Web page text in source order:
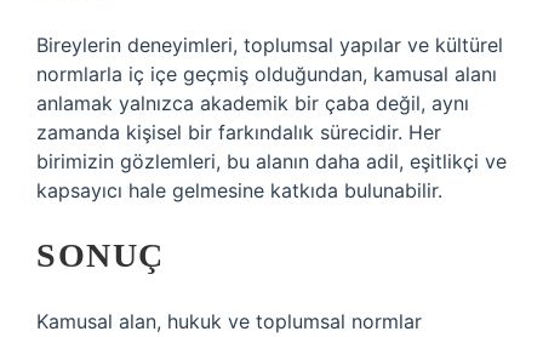
Bireylerin deneyimleri, toplumsal yapılar ve kültürel
normlarla iç içe geçmiş olduğundan, kamusal alanı
anlamak yalnızca akademik bir çaba değil, aynı
zamanda kişisel bir farkındalık sürecidir. Her
birimizin gözlemleri, bu alanın daha adil, eşitlikçi ve
kapsayıcı hale gelmesine katkıda bulunabilir.
SONUÇ
Kamusal alan, hukuk ve toplumsal normlar